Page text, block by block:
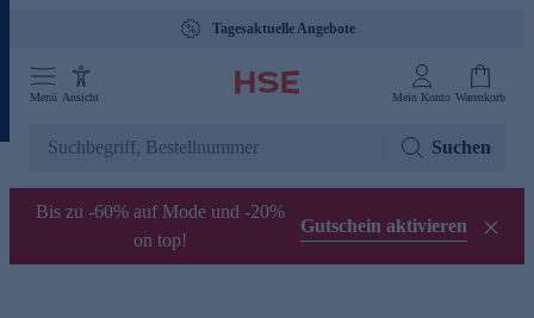
Tagesaktuelle Angebote
Menü Ansicht Mein Konto Warenkorb
Suchen
Bis zu -60% auf Mode und -20%
on top!
Gutschein aktivieren